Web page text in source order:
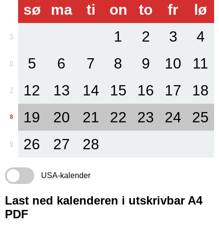
sø
ma ti on to fr lø
5 1 2 3 4
6 5 6 7 8 9 10 11
7 12 13 14 15 16 17 18
8 19 20 21 22 23 24 25
9 26 27 28
USA-kalender
Last ned kalenderen i utskrivbar A4
PDF